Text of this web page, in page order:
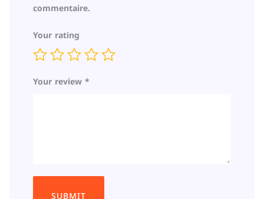
commentaire.
Your rating
Your review*